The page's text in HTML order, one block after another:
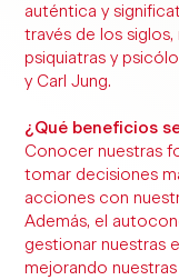
auténtica y
través de los
psiquiatras y
y Carl Jung.
¿Qué beneficios
Conocer nuestras
tomar decisiones
acciones con
Además, el
gestionar nuestras
mejorando